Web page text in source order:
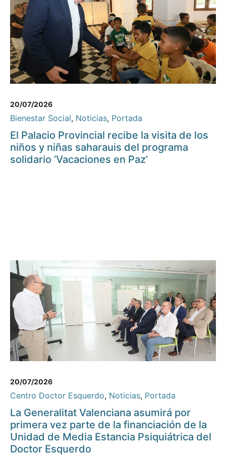
20/07/2026
Bienestar Social, Noticias, Portada
El Palacio Provincial recibe la visita de los
niños y niñas saharauis del programa
solidario ‘Vacaciones en Paz’
20/07/2026
Centro Doctor Esquerdo, Noticias, Portada
La Generalitat Valenciana asumirá por
primera vez parte de la financiación de la
Unidad de Media Estancia Psiquiátrica del
Doctor Esquerdo